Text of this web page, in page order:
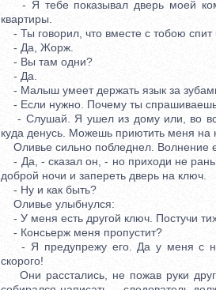
- Я тебе показывал дверь моей
квартиры.
- Ты говорил, что вместе с тобою спит
- Да, Жорж.
- Вы там одни?
- Да.
- Малыш умеет держать язык за
- Если нужно. Почему ты
- Слушай. Я ушел из дому или, во
куда денусь. Можешь приютить меня на
Оливье сильно побледнел. Волнение
- Да, - сказал он, - но приходи не
доброй ночи и запереть дверь на ключ.
- Ну и как быть?
Оливье улыбнулся:
- У меня есть другой ключ. Постучи
- Консьерж меня пропустит?
- Я предупрежу его. Да у меня с
скорого!
Они расстались, не пожав руки друг